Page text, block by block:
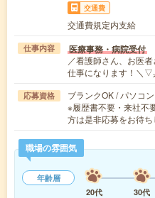
交通費
交通費規定内支給
仕事内容 医療事務・病院受付
／看護師さん、お医
仕事になります！＼
応募資格
ブランクOK / パソコ
※履歴書不要・来社不
方は是非応募をお待
職場の雰囲気
年齢層
20代
30代